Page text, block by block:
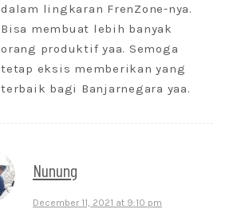
dalam lingkaran FrenZone-nya.
Bisa membuat lebih banyak
orang produktif yaa. Semoga
tetap eksis memberikan yang
terbaik bagi Banjarnegara yaa.
Nunung
December 11, 2021 at 9:10 pm